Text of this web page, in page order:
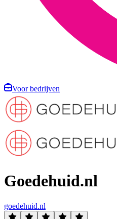
Voor bedrijven
Goedehuid.nl
goedehuid.nl